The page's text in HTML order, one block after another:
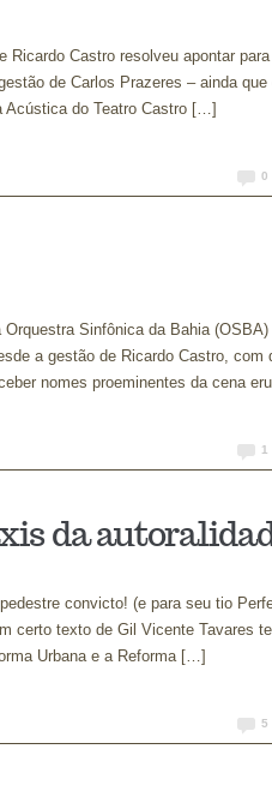
Castro resolveu apontar
de Carlos Prazeres – ainda que
Acústica do Teatro Castro […]
0
Sinfônica da Bahia
a gestão de Ricardo Castro, com
nomes proeminentes da cena
1
da
convicto! (e para seu tio
certo texto de Gil Vicente Tavares
Urbana e a Reforma […]
5